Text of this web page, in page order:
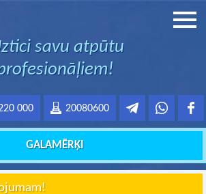
savu atpūtu
20080600
000
GALAMĒRĶI